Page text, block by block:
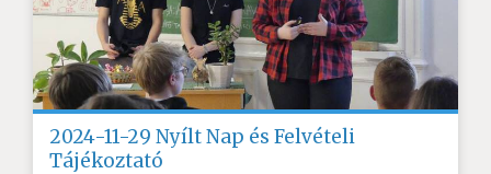
2024-11-29 Nyílt Nap és Felvételi
Tájékoztató